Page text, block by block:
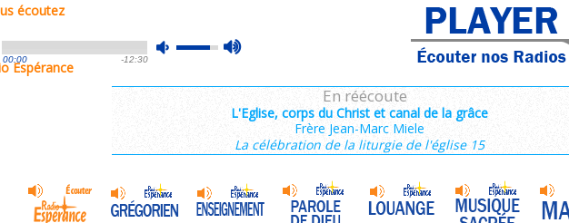
écoutez
mute
max
00:00 -12:30
Espérance
En réécoute
L'Eglise, corps du Christ et canal de la grâce
Frère Jean-Marc Miele
La célébration de la liturgie de l'église 15
Sentinelles de la foi • Lettres de Saint François de Sales 36/106
minutes avec Jésus
La Transfiguration du Seigneur
Les conférences de la Famille Missionnaire de Notre-Dame • La joie dans l’Esprit-Saint
Nouveau Testament • Corinthiens 6/6
Entrons dans la liturgie Transfiguration du Seigneur - 1re lecture Dn 7 ou 2P 1
Entrons dans la liturgie • Transfiguration du Seigneur - Psaume 96